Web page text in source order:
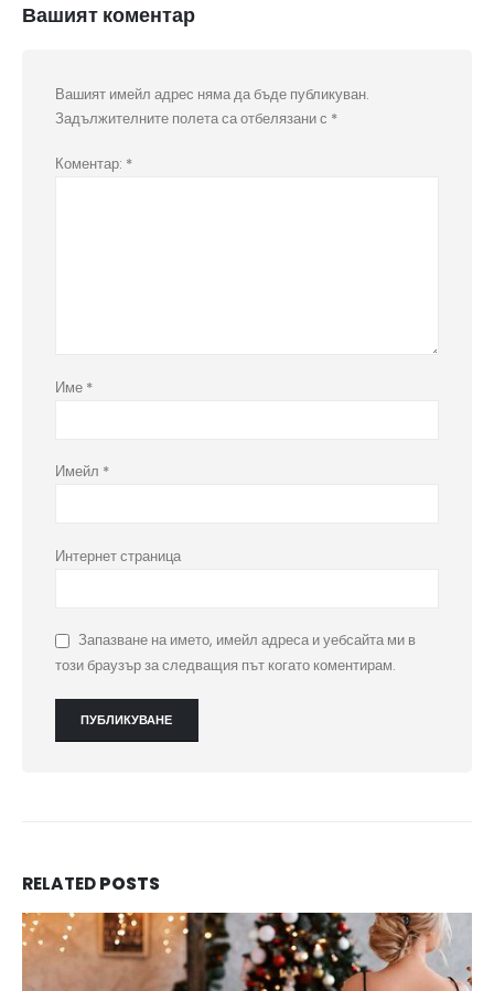
Вашият коментар
Вашият имейл адрес няма да бъде публикуван.
Задължителните полета са отбелязани с *
Коментар: *
Име *
Имейл *
Интернет страница
Запазване на името, имейл адреса и уебсайта ми в
този браузър за следващия път когато коментирам.
RELATEDPOSTS